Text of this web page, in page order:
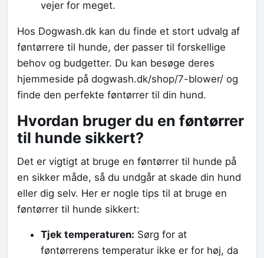
vejer for meget.
Hos Dogwash.dk kan du finde et stort udvalg af
føntørrere til hunde, der passer til forskellige
behov og budgetter. Du kan besøge deres
hjemmeside på dogwash.dk/shop/7-blower/ og
finde den perfekte føntørrer til din hund.
Hvordan bruger du en føntørrer
til hunde sikkert?
Det er vigtigt at bruge en føntørrer til hunde på
en sikker måde, så du undgår at skade din hund
eller dig selv. Her er nogle tips til at bruge en
føntørrer til hunde sikkert:
Tjek temperaturen: Sørg for at
føntørrerens temperatur ikke er for høj, da